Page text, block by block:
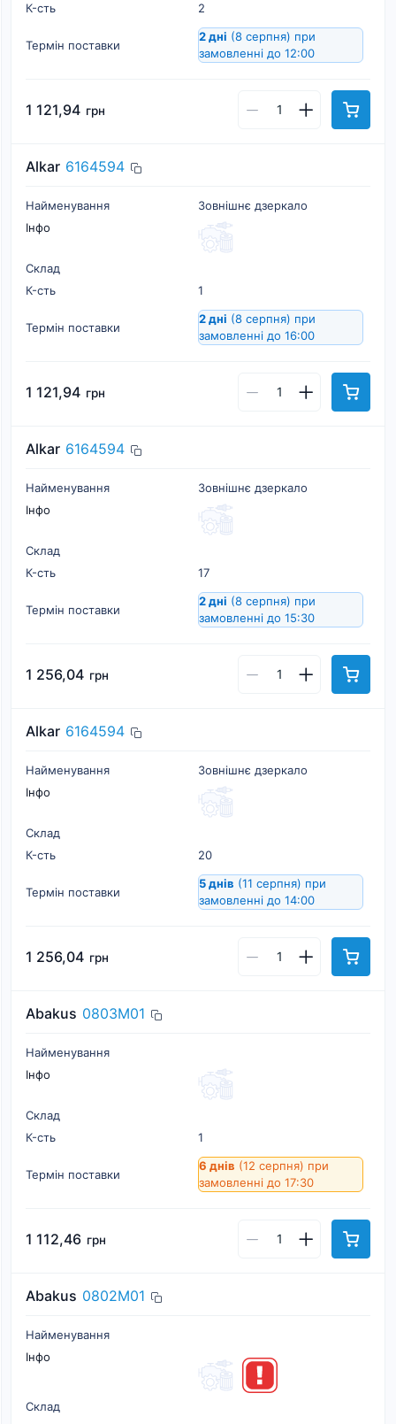
К-cть
2
Термін поставки
2 дні (8 серпня) при
замовленні до 12:00
1 121,94 грн
Alkar 6164594
Найменування
Зовнішнє дзеркало
Інфо
Склад
К-cть
1
Термін поставки
2 дні (8 серпня) при
замовленні до 16:00
1 121,94 грн
Alkar 6164594
Найменування
Зовнішнє дзеркало
Інфо
Склад
К-cть
17
Термін поставки
2 дні (8 серпня) при
замовленні до 15:30
1 256,04 грн
Alkar 6164594
Найменування
Зовнішнє дзеркало
Інфо
Склад
К-cть
20
Термін поставки
5 днів (11 серпня) при
замовленні до 14:00
1 256,04 грн
Abakus 0803M01
Найменування
Інфо
Склад
К-cть
1
Термін поставки
6 днів (12 серпня) при
замовленні до 17:30
1 112,46 грн
Abakus 0802M01
Найменування
Інфо
Склад